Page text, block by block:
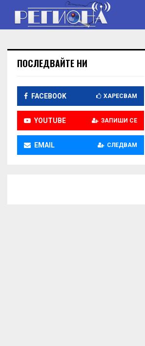
ПОСЛЕДВАЙТЕ НИ
FACEBOOK ХАРЕСВАМ
YOUTUBE ЗАПИШИ СЕ
EMAIL СЛЕДВАМ